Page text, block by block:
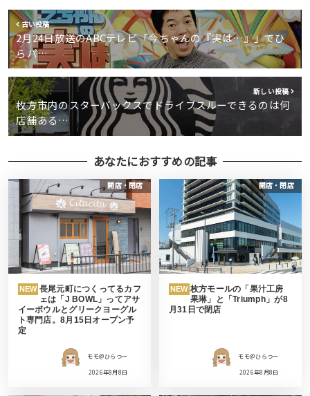
古い投稿
2月24日放送のABCテレビ「今ちゃんの『実は…』」でひ
らパ…
新しい投稿
枚方市内のスターバックスでドライブスルーできるのは何
店舗ある…
あなたにおすすめの記事
開店・閉店
NEW 長尾元町につくってるカフ
ェは「J BOWL」ってアサ
イーボウルとグリークヨーグル
ト専門店。8月15日オープン予
定
モモ＠ひらつー
2026年8月8日
開店・閉店
NEW 枚方モールの「果汁工房
果琳」と「Triumph」が8
月31日で閉店
モモ＠ひらつー
2026年8月8日